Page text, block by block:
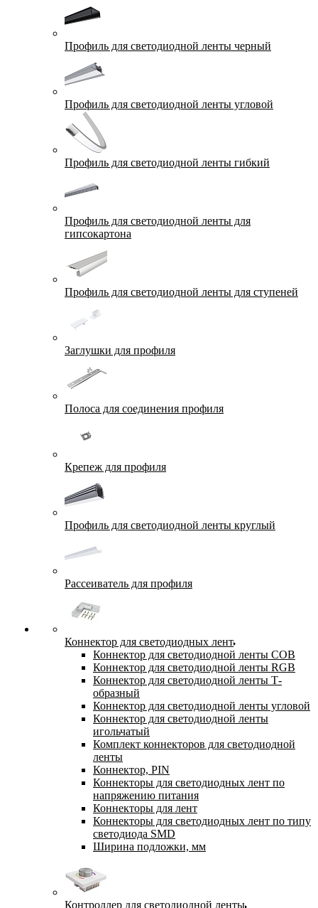
Профиль для светодиодной ленты черный
Профиль для светодиодной ленты угловой
Профиль для светодиодной ленты гибкий
Профиль для светодиодной ленты для
гипсокартона
Профиль для светодиодной ленты для ступеней
Заглушки для профиля
Полоса для соединения профиля
Крепеж для профиля
Профиль для светодиодной ленты круглый
Рассеиватель для профиля
Коннектор для светодиодных лент
Коннектор для светодиодной ленты COB
Коннектор для светодиодной ленты RGB
Коннектор для светодиодной ленты Т-
образный
Коннектор для светодиодной ленты угловой
Коннектор для светодиодной ленты
игольчатый
Комплект коннекторов для светодиодной
ленты
Коннектор, PIN
Коннекторы для светодиодных лент по
напряжению питания
Коннекторы для лент
Коннекторы для светодиодных лент по типу
светодиода SMD
Ширина подложки, мм
Контроллер для светодиодной ленты